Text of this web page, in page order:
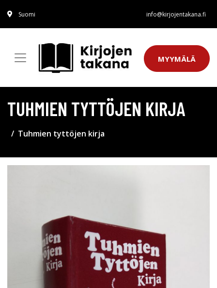
Suomi info@kirjojentakana.fi
MYYMÄLÄ
TUHMIEN TYTTÖJEN KIRJA
Tuhmien tyttöjen kirja